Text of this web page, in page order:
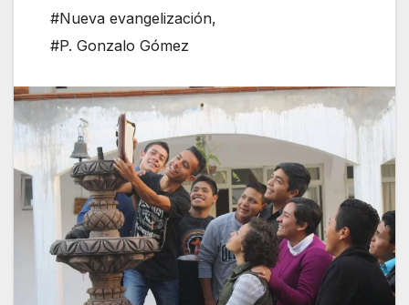
#Nueva evangelización,
#P. Gonzalo Gómez